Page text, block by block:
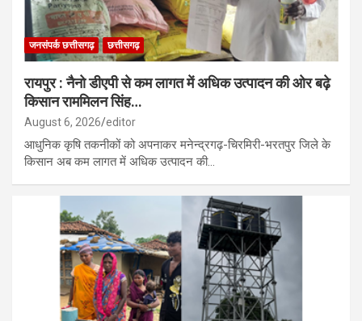
जनसंपर्क छत्तीसगढ़ छत्तीसगढ़
रायपुर : नैनो डीएपी से कम लागत में अधिक उत्पादन की ओर बढ़े
किसान राममिलन सिंह…
August 6, 2026 editor
आधुनिक कृषि तकनीकों को अपनाकर मनेन्द्रगढ़-चिरमिरी-भरतपुर जिले के
किसान अब कम लागत में अधिक उत्पादन की…